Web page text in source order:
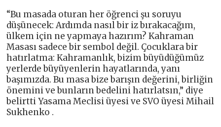
“Bu masada oturan her öğrenci şu soruyu
düşünecek: Ardımda nasıl bir iz bırakacağım,
ülkem için ne yapmaya hazırım? Kahraman
Masası sadece bir sembol değil. Çocuklara bir
hatırlatma: Kahramanlık, bizim büyüdüğümüz
yerlerde büyüyenlerin hayatlarında, yanı
başımızda. Bu masa bize barışın değerini, birliğin
önemini ve bunların bedelini hatırlatsın,” diye
belirtti Yasama Meclisi üyesi ve SVO üyesi Mihail
Sukhenko .